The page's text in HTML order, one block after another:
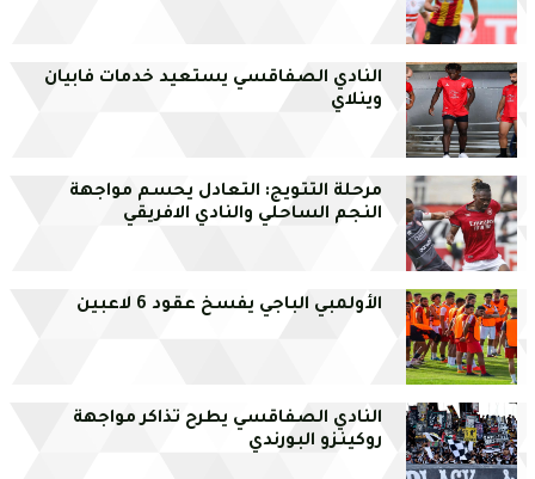
النادي الصفاقسي يستعيد خدمات فابيان
وينلاي
مرحلة التتويج: التعادل يحسم مواجهة
النجم الساحلي والنادي الافريقي
الأولمبي الباجي يفسخ عقود 6 لاعبين
النادي الصفاقسي يطرح تذاكر مواجهة
روكينزو البورندي